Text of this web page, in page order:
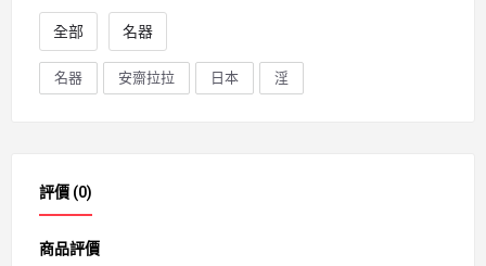
全部 名器
名器 安齋拉拉 日本 淫
評價 (0)
商品評價